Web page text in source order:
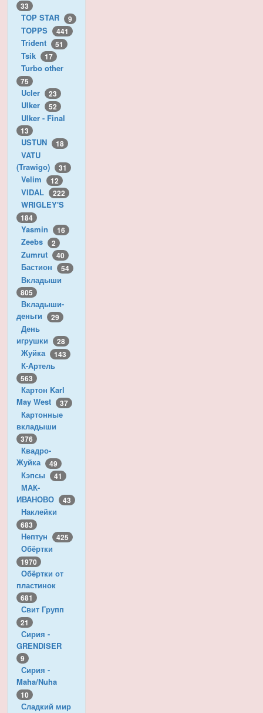
33
TOP STAR 9
TOPPS 441
Trident 51
Tsik 17
Turbo other
75
Ucler 23
Ulker 52
Ulker - Final
13
USTUN 18
VATU
(Trawigo)
31
Velim 12
VIDAL 222
WRIGLEY'S
184
Yasmin 16
Zeebs 2
Zumrut 40
Бастион 54
Вкладыши
805
Вкладыши-
деньги
29
День
игрушки
28
Жуйка 143
К-Артель
563
Картон Karl
May West
37
Картонные
вкладыши
376
Квадро-
Жуйка
49
Кэпсы 41
МАК-
ИВАНОВО
43
Наклейки
683
Нептун 425
Обёртки
1970
Обёртки от
пластинок
681
Свит Групп
21
Сирия -
GRENDISER
9
Сирия -
Maha/Nuha
10
Сладкий мир